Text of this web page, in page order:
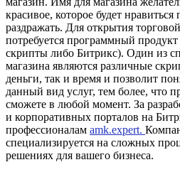
красивое, которое будет
раздражать. Для открытия
потребуется программный
скрипты либо Битрикс). Один из
магазина являются различные
деньги, так и время и позволит
данный вид услуг, тем более, что
сможете в любой момент. За
и корпоративных порталов на
профессионалам amk.expert.
специализируется на сложных
решениях для вашего бизнеса.